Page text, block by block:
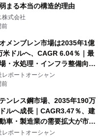
まる本当の構造的理由
株式会社
前
メンブレン市場は2035年1億
米ドルへ、CAGR 6.04％｜最
・水処理・インフラ整備向け
レポートオーシャン
前
ンレス鋼市場、2035年190万
ルへ成長｜CAGR3.47％、建
車・製造業の需要拡大が市場
レポートオーシャン